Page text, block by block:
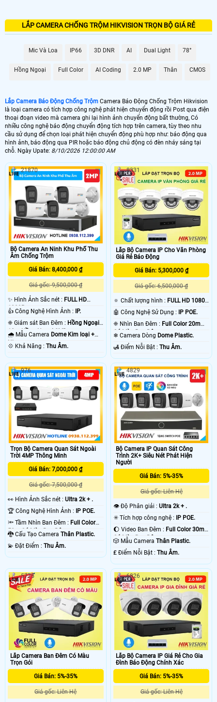
🌐 Bộ 4 Camera Chống Trộm
6.800.000 VNĐ Lắp Camera Chống Trộm Hikvision PIR
📶 Lắp 1 Camera Wifi Ip Ebitcam
🔗 Lắp Chống Trộm Hikvision Hikvision
8.800,000 VNĐ Camera Chống Trộm Hikvision Chuyên Đêm
🔥 4 Camera Chống Trộm Hikvision Giá Rẻ
🖥 Camera chống trộm Hikvision hầu như loại camera nào cũng có khả
năng chống trộm Hikvision , tuy nhiên với những loại camera chống trộm
Hikvision không chuyên dụng thì có thể sẽ có những báo động giả khi
không có người, trên đây là những camera có báo động chống trộm
Hikvision với chức năng thông mình có nhiều ưu điểm và có thể cấu hình
để hạn chế tối đa báo động giả.
🎁 Có thể nóilắp camera có báo động chống trộm
là giải pháp để nâng cao
chất lượng cuộc sống. tuy nhiên camera báo động chống trộm Hikvision thì sẽ
không hoàn hảo bằng 1 bộ báo động chống trộm Hikvision chuyên nghiệp, vì
camera báo động chống trộm Hikvision sẽ có độ trể đáng kể khoảng 2- 3 phút
sau khi xẩy ra sự cố. chắc chắc camera nào cũng vậy thôi. vì ông nghệ báo
động chống trộm Hikvision của camera hoặt động thong qua mạng internet do
đó có độ trể là do mạng chứ không phải do thiết bị camera chống trộm
Hikvision . 💡
LẮP CAMERA CHỐNG TRỘM HIKVISION TRỌN BỘ GIÁ RẺ
Mic Và Loa IP66 3D DNR AI Dual Light 78°
Hồng Ngoại Full Color AI Coding 2.0 MP Thân CMOS
Lắp Camera Báo Động Chống Trộm Camera Báo Động Chống Trộm Hikvision
là loại camera có tích hợp công nghệ phát hiện chuyển động rồi Post qua điện
thoại đoạn video mà camera ghi lại hình ảnh chuyển động bất thường, Có
nhiều công nghệ báo động chuyển động tích hợp trên camera, tùy theo nhu
cầu sử dụng để chọn loại phát hiện chuyển động phù hợp như: báo động qua
hình ảnh, báo động qua PIR hoặc báo động chủ động có đèn nháy sáng tại
chỗ. Ngày Upate: 8/10/2026 12:00:00 AM
Bộ Camera An Ninh Khu Phố Thu
Âm Chống Trộm
Giá Bán: 8,400,000 ₫
Giá gốc: 9,500,000 ₫
✨ Hình Ảnh Sắc nét : FULL HD
1080P .
👍 Công Nghệ Hình Ảnh : IP.
❈ Giám sát Ban Đêm : Hồng Ngoại
10m Hồng Ngoại SMD.
🌧️ Mẫu Camera Dome Kim loại +
Nhựa.
️💠 Khả Năng : Thu Âm.
21870
Lắp Bộ Camera IP Cho Văn Phòng
Giá Rẻ Báo Động
Giá Bán: 5,300,000 ₫
Giá gốc: 6,500,000 ₫
🔅 Chất lượng hình : FULL HD 1080P
.
🤖️ Công Nghệ Sử Dụng :
IP POE.
❈ Nhìn Ban Đêm : Full Color 20m
Có Màu Ban Ðêm.
❄ Camera Dòng Dome Plastic.
️🛃 Điểm Nỗi Bật :Thu Âm.
8331
Trọn Bộ Camera Quan Sát Ngoài
Trời 4MP Thông Minh
Giá Bán: 7,000,000 ₫
Giá gốc: 7,500,000 ₫
️👀 Hình Ảnh Sắc nét : Ultra 2k + .
🏆 Công Nghệ Hình Ảnh :
IP POE.
🔦 Tầm Nhìn Ban Đêm : Full Color
50m Có Màu Ban Ðêm.
🐉️ Cấu Tạo Camera Thân Plastic.
️💫 Đặt Điểm : Thu Âm.
976
Bộ Camera IP Quan Sát Công
Trình 2K+ Siêu Nét Phát Hiện
Người
Giá Bán: 5%-35%
Giá gốc: Liên Hệ
👁 Độ Phân giải :Ultra 2k + .
✳️ Tích hợp công nghệ :
IP POE.
🌔 Video Ban Đêm : Full Color 30m
Có Màu Ban Ðêm.
🎲 Mẫu CameraThân Plastic.
️₤ Điểm Nỗi Bật :Thu Âm.
4829
Lắp Camera Ban Đêm Có Màu
Trọn Gói
Giá Bán: 5%-35%
Giá gốc: Liên Hệ
5775
Lắp Bộ Camera IP Giá Rẻ Cho Gia
Đình Báo Động Chính Xác
Giá Bán: 5%-35%
Giá gốc: Liên Hệ
6826